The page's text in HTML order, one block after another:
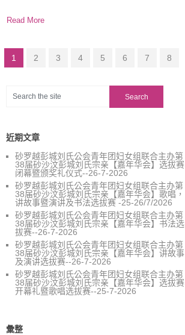
Read More
1 2 3 4 5 6 7 8
近期文章
砂罗越彭城刘氏公会青年团妇女组联合主办第
38届砂沙汶彭城刘氏宗亲【嘉年华会】选拔赛
闭幕暨颁奖礼仪式--26-7-2026
砂罗越彭城刘氏公会青年团妇女组联合主办第
38届砂沙汶彭城刘氏宗亲【嘉年华会】歌唱，
讲故事暨演讲及书法选拔赛 -25-26/7/2026
砂罗越彭城刘氏公会青年团妇女组联合主办第
38届砂沙汶彭城刘氏宗亲【嘉年华会】书法选
拔赛--26-7-2026
砂罗越彭城刘氏公会青年团妇女组联合主办第
38届砂沙汶彭城刘氏宗亲【嘉年华会】讲故事
及演讲选拔赛--26-7-2026
砂罗越彭城刘氏公会青年团妇女组联合主办第
38届砂沙汶彭城刘氏宗亲【嘉年华会】选拔赛
开幕礼暨歌唱选拔赛--25-7-2026
彙整